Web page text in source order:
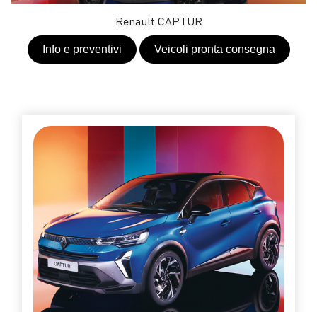
Renault CAPTUR
Info e preventivi Veicoli pronta consegna